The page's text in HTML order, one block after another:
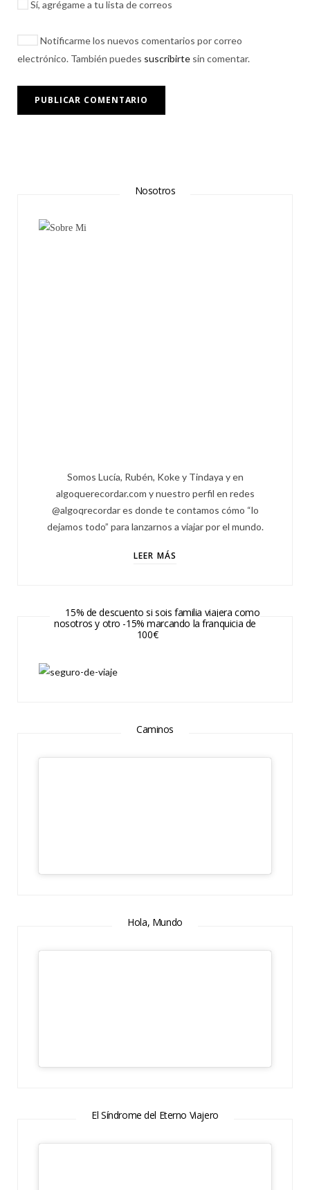
Sí, agrégame a tu lista de correos
Notificarme los nuevos comentarios por correo
electrónico. También puedes suscribirte sin comentar.
Nosotros
Somos Lucía, Rubén, Koke y Tindaya y en
algoquerecordar.com y nuestro perfil en redes
@algoqrecordar es donde te contamos cómo “lo
dejamos todo” para lanzarnos a viajar por el mundo.
LEER MÁS
15% de descuento si sois familia viajera como
nosotros y otro -15% marcando la franquicia de
100€
Caminos
Hola, Mundo
El Síndrome del Eterno Viajero